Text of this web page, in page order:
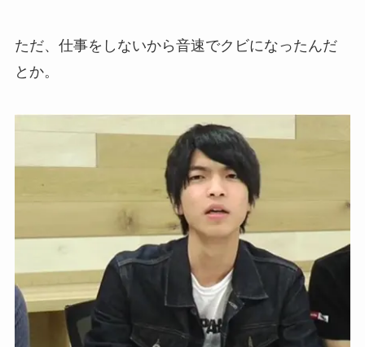
ただ、仕事をしないから音速でクビになったんだ
とか。